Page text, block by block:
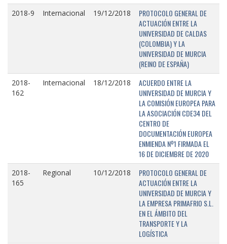
2018-9 Internacional 19/12/2018
PROTOCOLO GENERAL DE
ACTUACIÓN ENTRE LA
UNIVERSIDAD DE CALDAS
(COLOMBIA) Y LA
UNIVERSIDAD DE MURCIA
(REINO DE ESPAÑA)
2018-
162
Internacional 18/12/2018
ACUERDO ENTRE LA
UNIVERSIDAD DE MURCIA Y
LA COMISIÓN EUROPEA PARA
LA ASOCIACIÓN CDE34 DEL
CENTRO DE
DOCUMENTACIÓN EUROPEA
ENMIENDA Nº1 FIRMADA EL
16 DE DICIEMBRE DE 2020
2018-
165
Regional 10/12/2018
PROTOCOLO GENERAL DE
ACTUACIÓN ENTRE LA
UNIVERSIDAD DE MURCIA Y
LA EMPRESA PRIMAFRIO S.L.
EN EL ÁMBITO DEL
TRANSPORTE Y LA
LOGÍSTICA